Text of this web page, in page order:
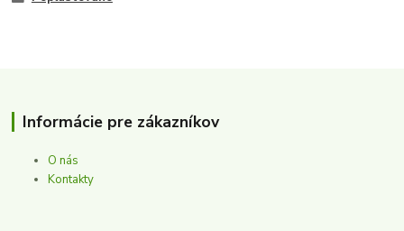
Informácie pre zákazníkov
O nás
Kontakty